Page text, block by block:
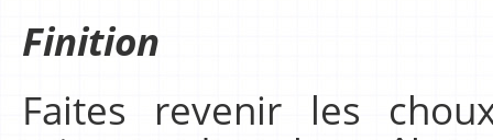
Finition
Faites revenir les